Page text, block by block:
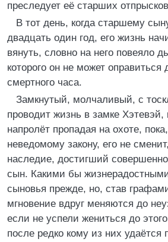
преследует её старших
В тот день, когда старшему
двадцать один год, его жизнь
вянуть, словно на него повеяло
которого он не может оправиться
смертного часа.
Замкнутый, молчаливый, с
проводит жизнь в замке
напролёт пропадая на охоте,
неведомому закону, его не
наследие, достигший
сын. Какими бы
сыновья прежде, но, став
мгновение вдруг меняются до
если не успели жениться до
после редко кому из них удаётся